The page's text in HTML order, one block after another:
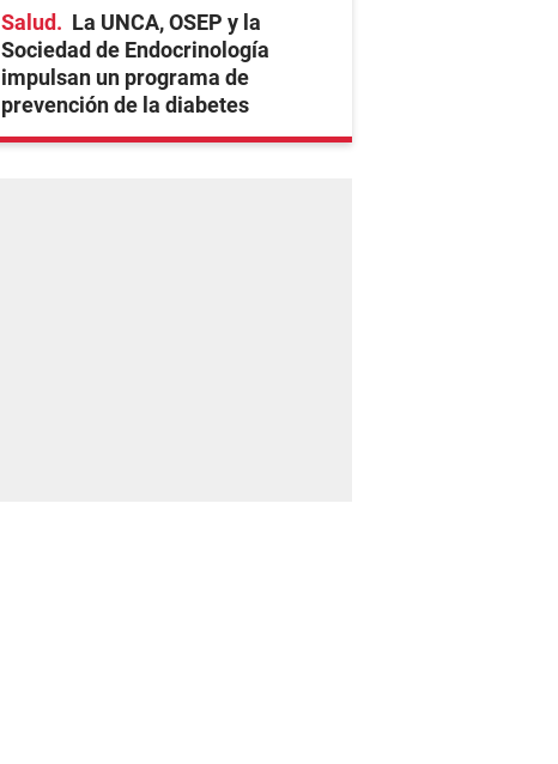
Salud
La UNCA, OSEP y la
Sociedad de Endocrinología
impulsan un programa de
prevención de la diabetes